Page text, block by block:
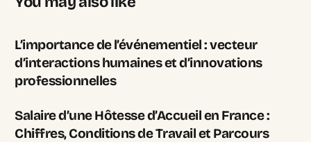
L’importance de l’événementiel : vecteur
d’interactions humaines et d’innovations
professionnelles
Salaire d’une Hôtesse d’Accueil en France :
Chiffres, Conditions de Travail et Parcours